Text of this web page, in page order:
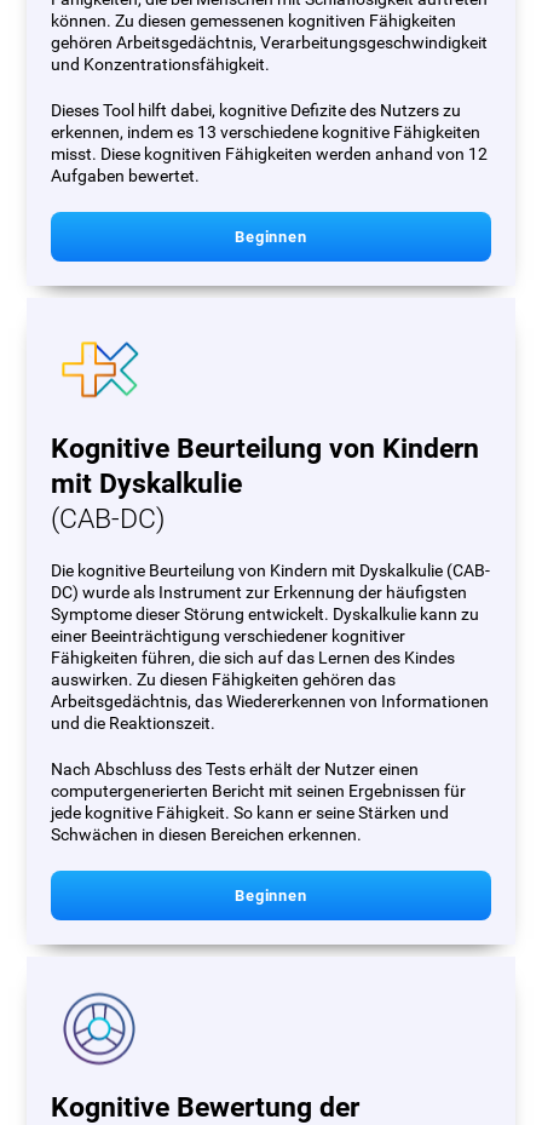
können. Zu diesen gemessenen kognitiven Fähigkeiten
gehören Arbeitsgedächtnis, Verarbeitungsgeschwindigkeit
und Konzentrationsfähigkeit.
Dieses Tool hilft dabei, kognitive Defizite des Nutzers zu
erkennen, indem es 13 verschiedene kognitive Fähigkeiten
misst. Diese kognitiven Fähigkeiten werden anhand von 12
Aufgaben bewertet.
Beginnen
Kognitive Beurteilung von Kindern
mit Dyskalkulie
(CAB-DC)
Die kognitive Beurteilung von Kindern mit Dyskalkulie (CAB-
DC) wurde als Instrument zur Erkennung der häufigsten
Symptome dieser Störung entwickelt. Dyskalkulie kann zu
einer Beeinträchtigung verschiedener kognitiver
Fähigkeiten führen, die sich auf das Lernen des Kindes
auswirken. Zu diesen Fähigkeiten gehören das
Arbeitsgedächtnis, das Wiedererkennen von Informationen
und die Reaktionszeit.
Nach Abschluss des Tests erhält der Nutzer einen
computergenerierten Bericht mit seinen Ergebnissen für
jede kognitive Fähigkeit. So kann er seine Stärken und
Schwächen in diesen Bereichen erkennen.
Beginnen
Kognitive Bewertung der